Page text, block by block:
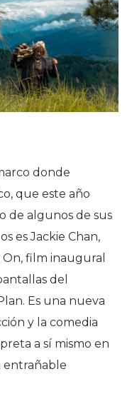
donde
que este año
de algunos de sus
es Jackie Chan,
film inaugural
del
Es una nueva
y la comedia
a sí mismo en
entrañable